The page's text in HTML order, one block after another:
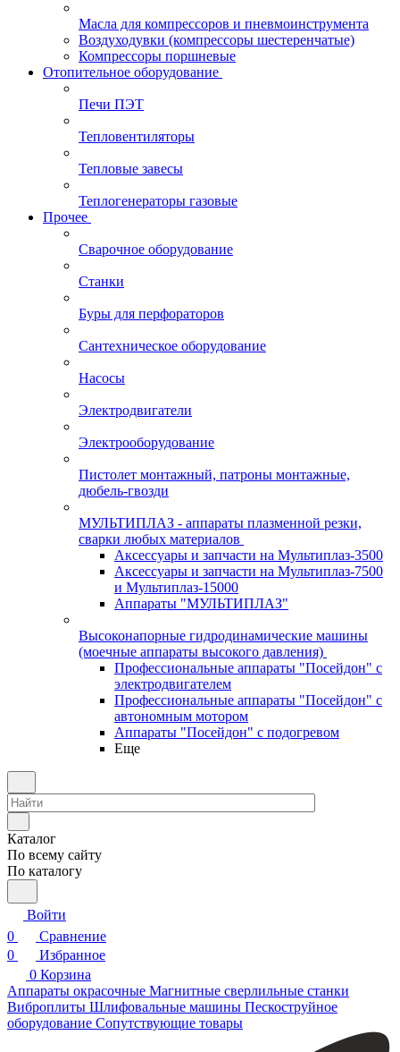
Масла для компрессоров и пневмоинструмента
Воздуходувки (компрессоры шестеренчатые)
Компрессоры поршневые
Отопительное оборудование
Печи ПЭТ
Тепловентиляторы
Тепловые завесы
Теплогенераторы газовые
Прочее
Сварочное оборудование
Станки
Буры для перфораторов
Сантехническое оборудование
Насосы
Электродвигатели
Электрооборудование
Пистолет монтажный, патроны монтажные,
дюбель-гвозди
МУЛЬТИПЛАЗ - аппараты плазменной резки,
сварки любых материалов
Аксессуары и запчасти на Мультиплаз-3500
Аксессуары и запчасти на Мультиплаз-7500
и Мультиплаз-15000
Аппараты "МУЛЬТИПЛАЗ"
Высоконапорные гидродинамические машины
(моечные аппараты высокого давления)
Профессиональные аппараты "Посейдон" с
электродвигателем
Профессиональные аппараты "Посейдон" с
автономным мотором
Аппараты "Посейдон" с подогревом
Еще
Каталог
По всему сайту
По каталогу
Войти
0
Сравнение
0
Избранное
0 Корзина
Аппараты окрасочные Магнитные сверлильные станки
Виброплиты Шлифовальные машины Пескоструйное
оборудование Сопутствующие товары